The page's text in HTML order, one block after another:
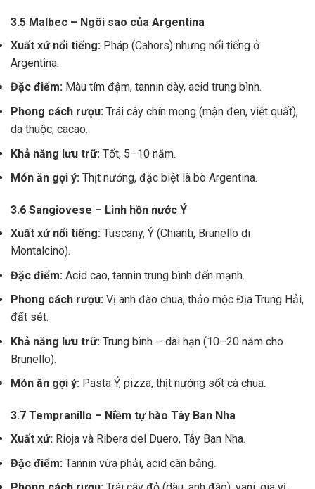
3.5 Malbec – Ngôi sao của Argentina
Xuất xứ nổi tiếng: Pháp (Cahors) nhưng nổi tiếng ở
Argentina.
Đặc điểm: Màu tím đậm, tannin dày, acid trung bình.
Phong cách rượu: Trái cây chín mọng (mận đen, việt quất),
da thuộc, cacao.
Khả năng lưu trữ: Tốt, 5–10 năm.
Món ăn gợi ý: Thịt nướng, đặc biệt là bò Argentina.
3.6 Sangiovese – Linh hồn nước Ý
Xuất xứ nổi tiếng: Tuscany, Ý (Chianti, Brunello di
Montalcino).
Đặc điểm: Acid cao, tannin trung bình đến mạnh.
Phong cách rượu: Vị anh đào chua, thảo mộc Địa Trung Hải,
đất sét.
Khả năng lưu trữ: Trung bình – dài hạn (10–20 năm cho
Brunello).
Món ăn gợi ý: Pasta Ý, pizza, thịt nướng sốt cà chua.
3.7 Tempranillo – Niềm tự hào Tây Ban Nha
Xuất xứ: Rioja và Ribera del Duero, Tây Ban Nha.
Đặc điểm: Tannin vừa phải, acid cân bằng.